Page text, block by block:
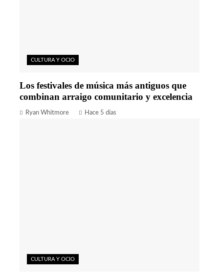
CULTURA Y OCIO
Los festivales de música más antiguos que
combinan arraigo comunitario y excelencia
Ryan Whitmore Hace 5 días
CULTURA Y OCIO